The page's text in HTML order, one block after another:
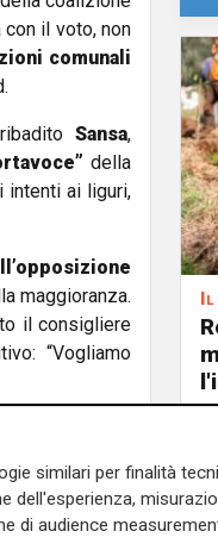
con il voto, non
comunali
Sansa,
della
intenti ai liguri,
maggioranza.
il consigliere
“Vogliamo
chiedere le
sono più
Il
similari per finalità
dell'esperienza,
di audience